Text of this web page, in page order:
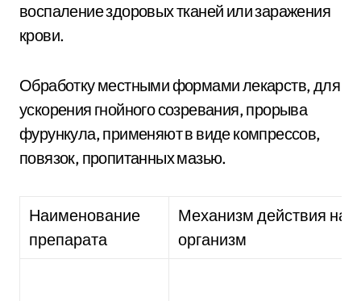
воспаление здоровых тканей или заражения
крови.
Обработку местными формами лекарств, для
ускорения гнойного созревания, прорыва
фурункула, применяют в виде компрессов,
повязок, пропитанных мазью.
Наименование
препарата
Механизм действия на
организм